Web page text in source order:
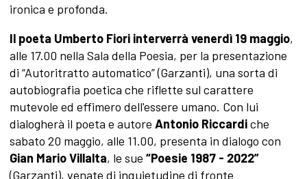
ironica e profonda.
Il poeta Umberto Fiori interverrà venerdì 19 maggio,
alle 17.00 nella Sala della Poesia, per la presentazione
di “Autoritratto automatico” (Garzanti), una sorta di
autobiografia poetica che riflette sul carattere
mutevole ed effimero dell'essere umano. Con lui
dialogherà il poeta e autore Antonio Riccardiche
sabato 20 maggio, alle 11.00, presenta in dialogo con
Gian Mario Villalta, le sue “Poesie 1987 - 2022”
(Garzanti), venate di inquietudine di fronte